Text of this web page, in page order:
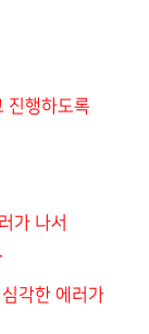
진행하도록
가 나서
각한 에러가